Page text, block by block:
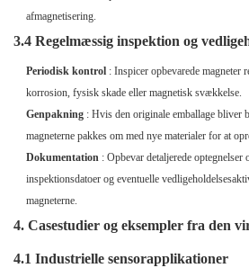
afmagnetisering.
3.4 Regelmæssig inspektion og
Periodisk kontrol : Inspicer opbevarede magneter
korrosion, fysisk skade eller magnetisk svækkelse.
Genpakning : Hvis den originale emballage bliver
magneterne pakkes om med nye materialer for at
Dokumentation : Opbevar detaljerede
inspektionsdatoer og eventuelle
magneterne.
4. Casestudier og eksempler fra den
4.1 Industrielle sensorapplikationer